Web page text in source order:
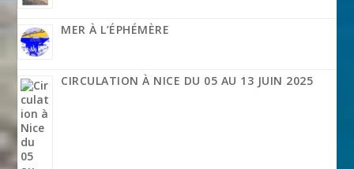
MER À L’ÉPHÉMÈRE
CIRCULATION À NICE DU 05 AU 13 JUIN 2025